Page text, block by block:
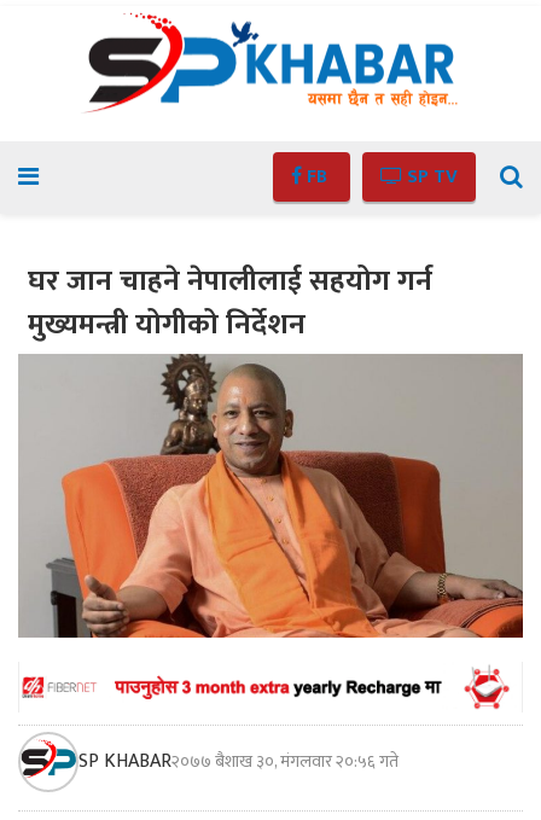
FB SP TV
घर जान चाहने नेपालीलाई सहयोग गर्न
मुख्यमन्त्री योगीको निर्देशन
SP KHABAR२०७७ बैशाख ३०, मंगलवार २०:५६ गते